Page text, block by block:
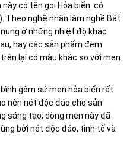
có tên gọi Hỏa biến: có
Theo nghệ nhân làm nghề Bát
ở những nhiệt độ khác
hay các sản phẩm đem
lại có màu khác so với men
gốm sứ men hỏa biến rất
nên nét độc đáo cho sản
sáng tạo, dòng men này đã
bởi nét độc đáo, tinh tế và